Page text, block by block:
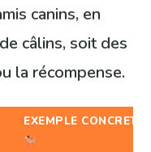
canins, en
câlins, soit des
la récompense.
EXEMPLE CONCRET